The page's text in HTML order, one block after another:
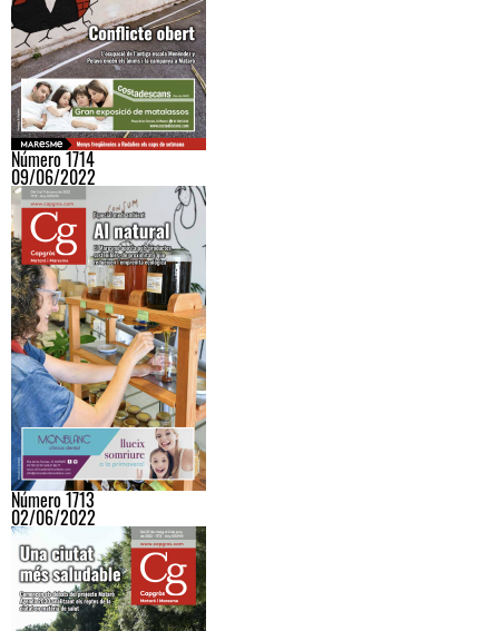
Número 1714
09/06/2022
Número 1713
02/06/2022